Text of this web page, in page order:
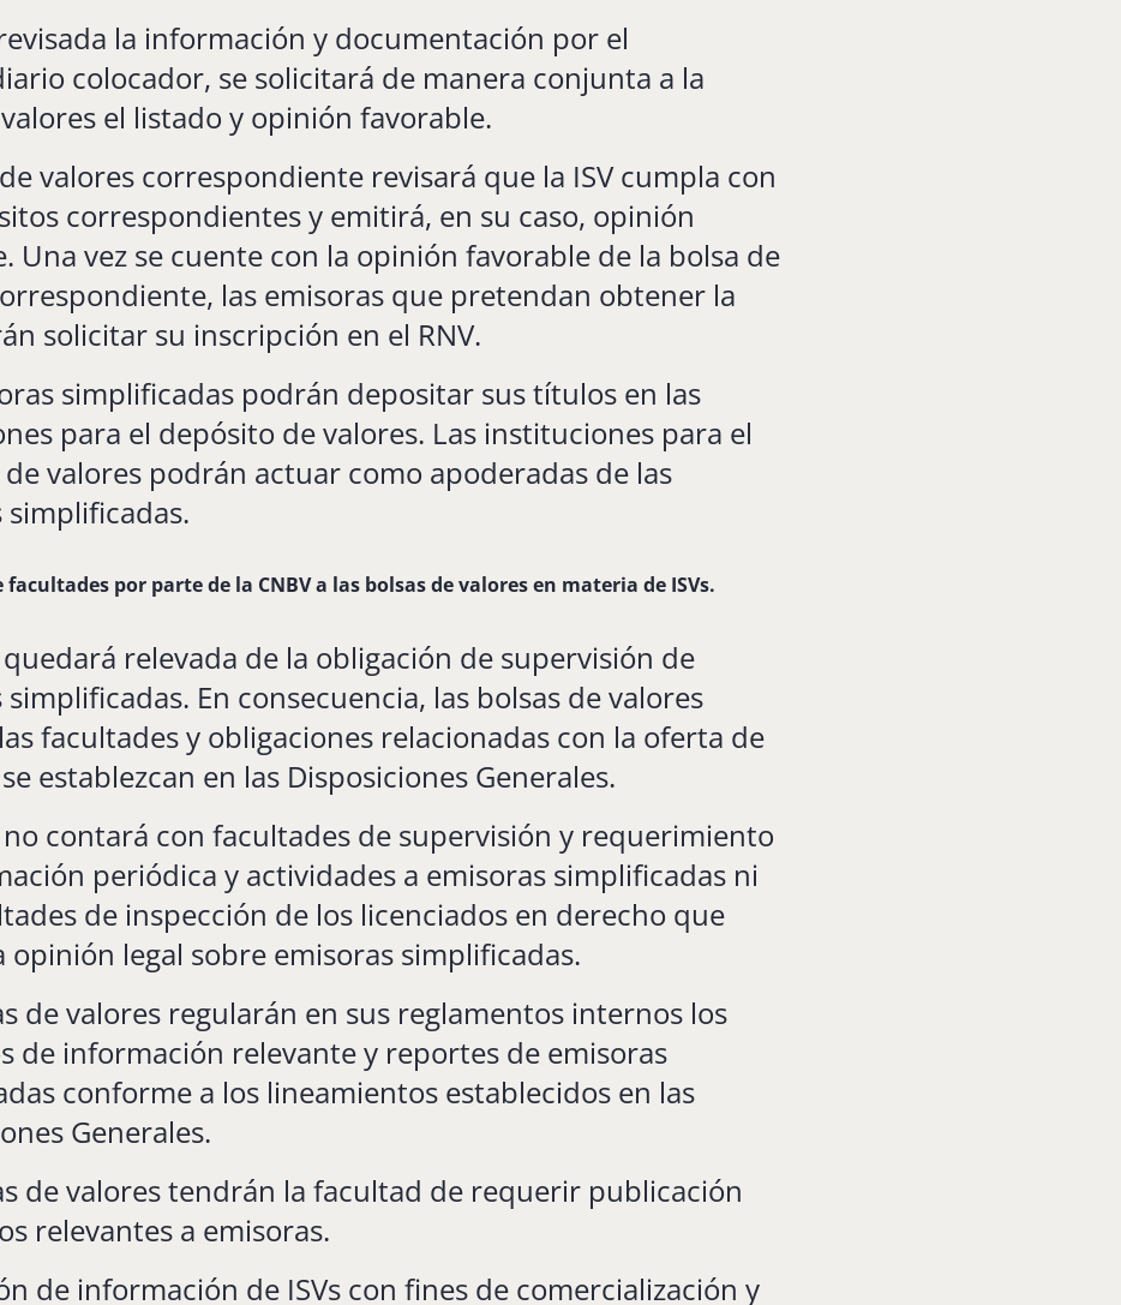
la información y documentación por el
colocador, se solicitará de manera conjunta a la
el listado y opinión favorable.
valores correspondiente revisará que la ISV cumpla con
correspondientes y emitirá, en su caso, opinión
Una vez se cuente con la opinión favorable de la bolsa de
las emisoras que pretendan obtener la
solicitar su inscripción en el RNV.
simplificadas podrán depositar sus títulos en las
para el depósito de valores. Las instituciones para el
valores podrán actuar como apoderadas de las
simplificadas.
facultades por parte de la CNBV a las bolsas de valores en materia de ISVs.
quedará relevada de la obligación de supervisión de
En consecuencia, las bolsas de valores
facultades y obligaciones relacionadas con la oferta de
establezcan en las Disposiciones Generales.
no contará con facultades de supervisión y requerimiento
periódica y actividades a emisoras simplificadas ni
de inspección de los licenciados en derecho que
opinión legal sobre emisoras simplificadas.
de valores regularán en sus reglamentos internos los
de información relevante y reportes de emisoras
conforme a los lineamientos establecidos en las
Generales.
de valores tendrán la facultad de requerir publicación
relevantes a emisoras.
de información de ISVs con fines de comercialización y